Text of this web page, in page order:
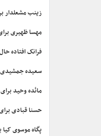
زینب مشعلدار
مهسا ظهیری
فرانک افتاده
سعیده جمشیدی
مائده وحید
حسنا قبادی
پگاه موسوی